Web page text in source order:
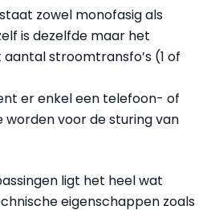
zowel monofasig als
is dezelfde maar het
stroomtransfo’s (1 of
er enkel een telefoon- of
voor de sturing van
ligt het heel wat
eigenschappen zoals